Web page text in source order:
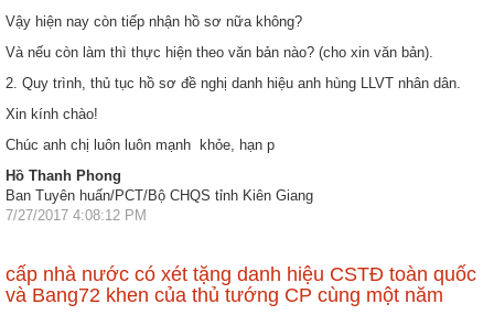
Vậy hiện nay còn tiếp nhận hồ sơ nữa không?
Và nếu còn làm thì thực hiện theo văn bản nào? (cho xin văn bản).
2. Quy trình, thủ tục hồ sơ đề nghị danh hiệu anh hùng LLVT nhân dân.
Xin kính chào!
Chúc anh chị luôn luôn mạnh khỏe, hạn p
Hồ Thanh Phong
Ban Tuyên huấn/PCT/Bộ CHQS tỉnh Kiên Giang
7/27/2017 4:08:12 PM
cấp nhà nước có xét tặng danh hiệu CSTĐ toàn quốc
và Bang72 khen của thủ tướng CP cùng một năm